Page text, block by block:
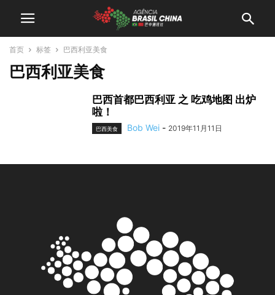
首页 标签 巴西利亚美食
巴西利亚美食
巴西首都巴西利亚 之 吃鸡地图 出炉
啦！
巴西美食 Bob Wei - 2019年11月11日